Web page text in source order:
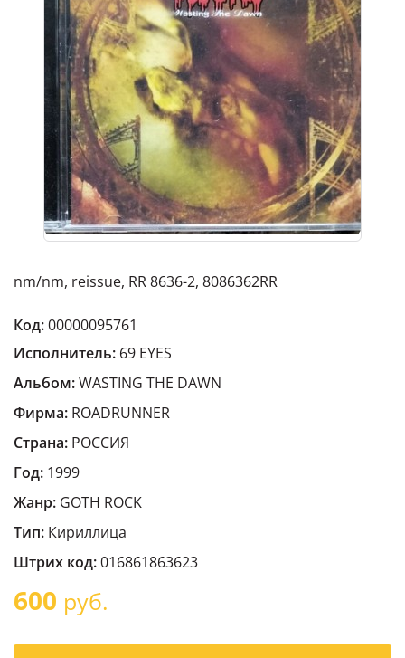
nm/nm, reissue, RR 8636-2, 8086362RR
Код:00000095761
Исполнитель: 69 EYES
Альбом:WASTING THE DAWN
Фирма: ROADRUNNER
Страна: РОССИЯ
Год: 1999
Жанр: GOTH ROCK
Тип: Кириллица
Штрих код:016861863623
600 руб.